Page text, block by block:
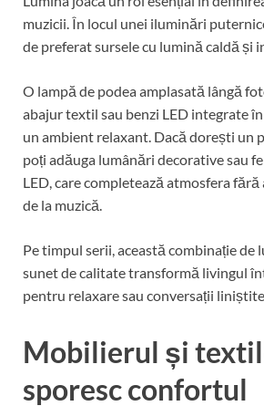
muzicii. În locul unei iluminări
de preferat sursele cu lumină caldă și
O lampă de podea amplasată lângă
abajur textil sau benzi LED integrate
un ambient relaxant. Dacă dorești un
poți adăuga lumânări decorative sau
LED, care completează atmosfera
de la muzică.
Pe timpul serii, această combinație de
sunet de calitate transformă livingul
pentru relaxare sau conversații
Mobilierul și
sporesc confortul